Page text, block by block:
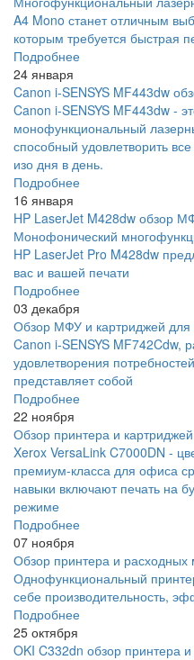
A4 Mono станет отличным
которым требуется быстрая
Подробнее
24 января
Canon i-SENSYS MF443dw
Canon i-SENSYS MF443dw -
монофункциональный
способный удовлетворить
изо дня в день.
Подробнее
16 января
HP LaserJet M428dw обзор
Монофонический
HP LaserJet Pro M428dw
вас и вашей печати
Подробнее
03 декабря
Обзор МФУ и картриджей для
Canon i-SENSYS MF742Cdw,
удовлетворения
представляет собой
Подробнее
22 ноября
Обзор принтера и
Xerox VersaLink C7000DN -
премиум-класса для офиса
навыки включают печать на
режиме
Подробнее
07 ноября
Обзор принтера и расходных
Однофункциональный
себе производительность,
Подробнее
25 октября
OKI C332dn обзор принтера